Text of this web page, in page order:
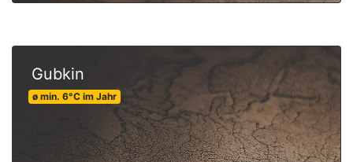
Gubkin
ø min. 6°C im Jahr